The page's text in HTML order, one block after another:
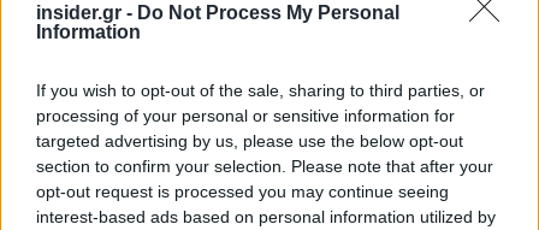
insider.gr - Do Not Process My Personal
Information
If you wish to opt-out of the sale, sharing to third parties, or
processing of your personal or sensitive information for
targeted advertising by us, please use the below opt-out
section to confirm your selection. Please note that after your
opt-out request is processed you may continue seeing
interest-based ads based on personal information utilized by